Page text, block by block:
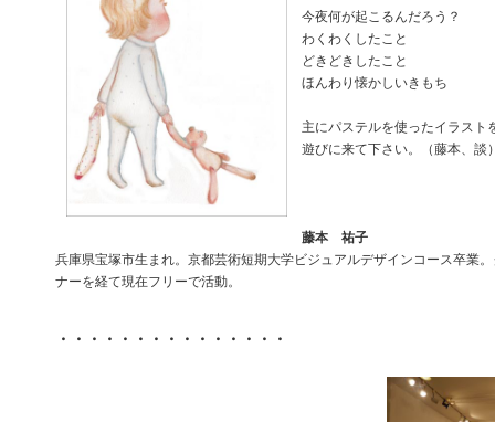
今夜何が起こるんだろう？
わくわくしたこと
どきどきしたこと
ほんわり懐かしいきもち
主にパステルを使ったイラスト
遊びに来て下さい。（藤本、談
藤本 祐子
兵庫県宝塚市生まれ。京都芸術短期大学ビジュアルデザインコース卒業
ナーを経て現在フリーで活動。
・・・・・・・・・・・・・・・